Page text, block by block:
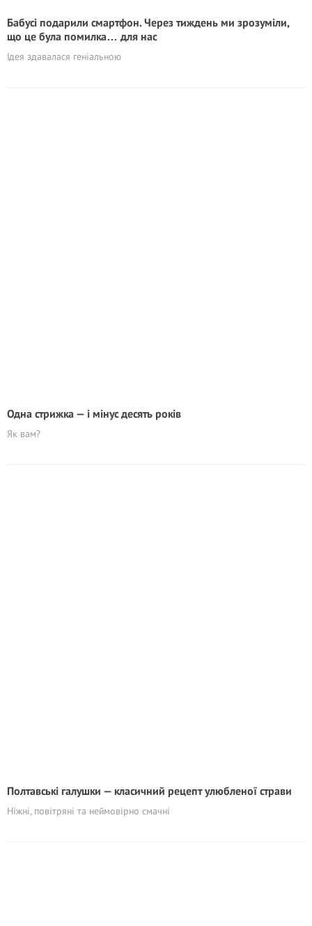
Бабусі подарили смартфон. Через тиждень ми зрозуміли,
що це була помилка… для нас
Ідея здавалася геніальною
Одна стрижка — і мінус десять років
Як вам?
Полтавські галушки — класичний рецепт улюбленої страви
Ніжні, повітряні та неймовірно смачні